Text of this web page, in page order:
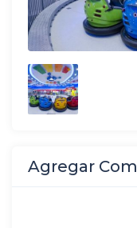
Agregar